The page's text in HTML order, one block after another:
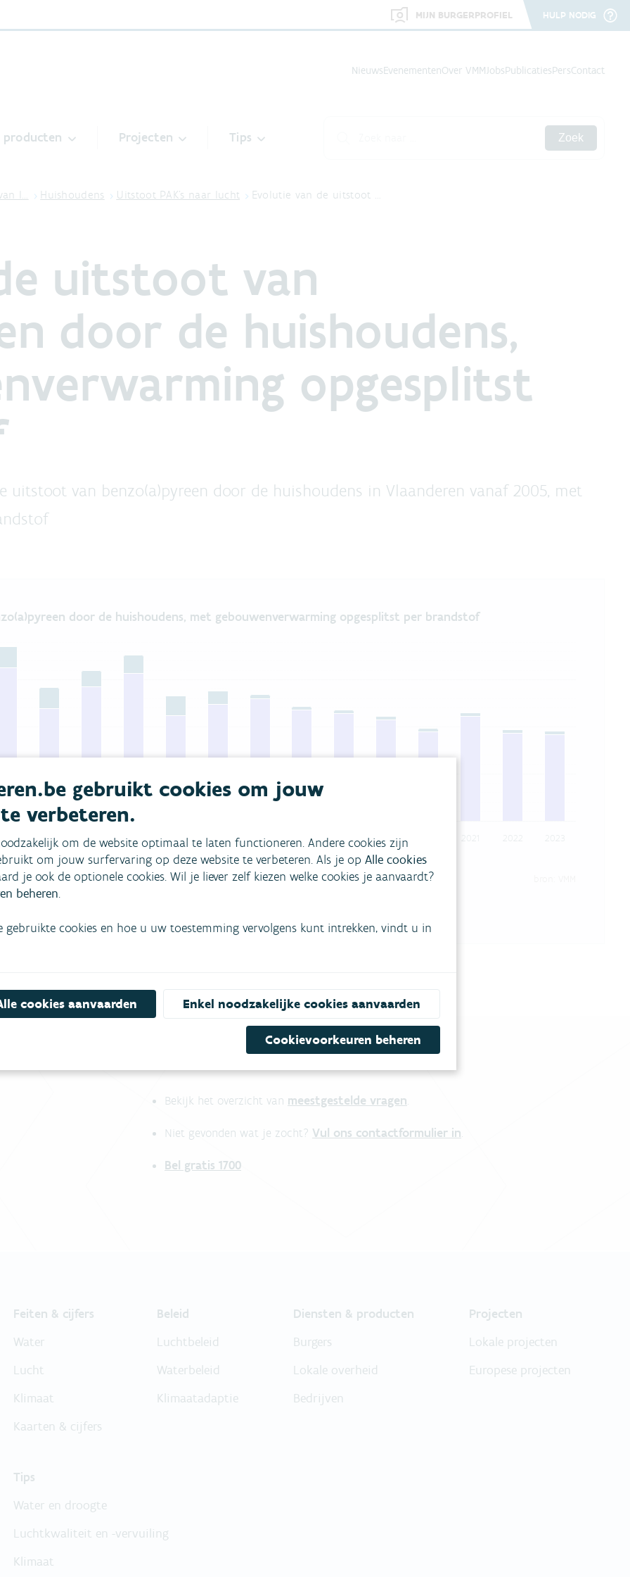
MIJN BURGERPROFIEL HULP NODIG
NieuwsEvenementenOver VMMJobsPublicatiesPersContact
producten Projecten Tips Zoek
l… Huishoudens Uitstoot PAK's naar lucht Evolutie van de uitstoot …
uitstoot van
door de huishoudens,
opgesplitst
uitstoot van benzo(a)pyreen door de huishoudens in Vlaanderen vanaf 2005, met
door de huishoudens, met
to 1860.
door de huishoudens, met gebouwenverwarming opgesplitst per brandstof
kolen propaan-butaan-LPG hout overige huishoudelijke activiteiten*
2011 2012 2013 2014 2015 2016 2017 2018 2019
Bekijk het overzicht van meestgestelde vragen.
Niet gevonden wat je zocht? Vul ons contactformulier in.
Bel gratis 1700
Feiten & cijfers
Water
Lucht
Klimaat
Kaarten & cijfers
Beleid
Luchtbeleid
Waterbeleid
Klimaatadaptie
Diensten & producten
Burgers
Lokale overheid
Bedrijven
Projecten
Lokale projecten
Europese projecten
Tips
Water en droogte
Luchtkwaliteit en -vervuiling
Klimaat
gebruikt cookies om jouw
verbeteren.
om de website optimaal te laten functioneren. Andere cookies zijn
om jouw surfervaring op deze website te verbeteren. Als je op Alle cookies
je ook de optionele cookies. Wil je liever zelf kiezen welke cookies je aanvaardt?
beheren.
gebruikte cookies en hoe u uw toestemming vervolgens kunt intrekken, vindt u in
cookies aanvaarden Enkel noodzakelijke cookies aanvaarden
Cookievoorkeuren beheren